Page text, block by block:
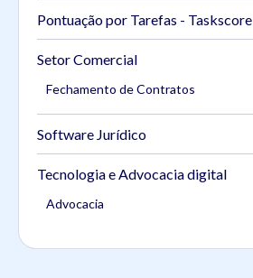
Pontuação por Tarefas - Taskscore
Setor Comercial
Fechamento de Contratos
Software Jurídico
Tecnologia e Advocacia digital
Advocacia